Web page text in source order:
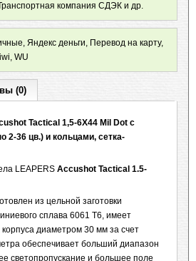
компания СДЭК и др.
Яндекс деньги, Перевод на карту,
WU
(0)
Tactical 1,5-6X44 Mil Dot с
2-36 цв.) и кольцами, сетка-
LEAPERS Accushot Tactical 1.5-
из цельной заготовки
сплава 6061 Т6, имеет
диаметром 30 мм за счет
обеспечивает больший диапазон
светопропускание и большее поле